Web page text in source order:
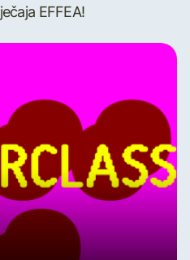
EFFEA!